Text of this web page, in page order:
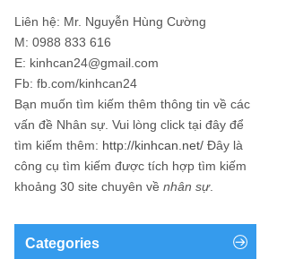
Liên hệ: Mr. Nguyễn Hùng Cường
M: 0988 833 616
E: kinhcan24@gmail.com
Fb: fb.com/kinhcan24
Bạn muốn tìm kiếm thêm thông tin về các
vấn đề Nhân sự . Vui lòng click tại đây để
tìm kiếm thêm: http://kinhcan.net/ Đây là
công cụ tìm kiếm được tích hợp tìm kiếm
khoảng 30 site chuyên về nhân sự.
Categories